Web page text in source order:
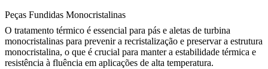
Peças Fundidas Monocristalinas
O tratamento térmico é essencial para pás e aletas de turbina
monocristalinas para prevenir a recristalização e preservar a estrutura
monocristalina, o que é crucial para manter a estabilidade térmica e
resistência à fluência em aplicações de alta temperatura.